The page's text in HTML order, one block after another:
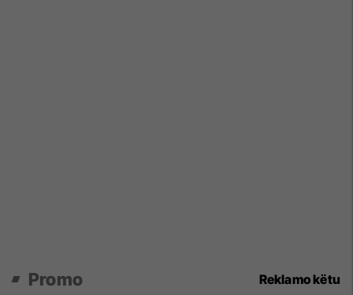
Promo Reklamo këtu